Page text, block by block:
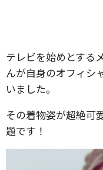
テレビを始めとする
んが自身のオフィシ
いました。
その着物姿が超絶可
題です！